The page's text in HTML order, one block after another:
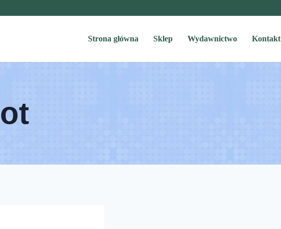
Strona główna Sklep Wydawnictwo Kontakt